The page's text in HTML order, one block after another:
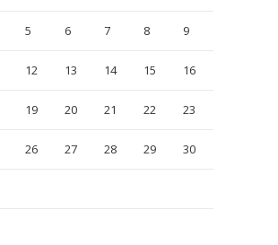
5 6 7 8 9
12 13 14 15 16
19 20 21 22 23
26 27 28 29 30